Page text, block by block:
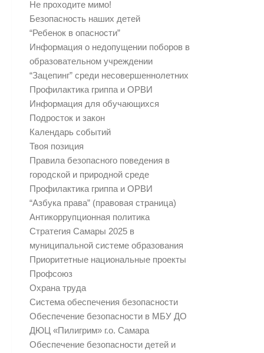
Не проходите мимо!
Безопасность наших детей
“Ребенок в опасности”
Информация о недопущении поборов в
образовательном учреждении
“Зацепинг” среди несовершеннолетних
Профилактика гриппа и ОРВИ
Информация для обучающихся
Подросток и закон
Календарь событий
Твоя позиция
Правила безопасного поведения в
городской и природной среде
Профилактика гриппа и ОРВИ
“Азбука права” (правовая страница)
Антикоррупционная политика
Стратегия Самары 2025 в
муниципальной системе образования
Приоритетные национальные проекты
Профсоюз
Охрана труда
Система обеспечения безопасности
Обеспечение безопасности в МБУ ДО
ДЮЦ «Пилигрим» г.о. Самара
Обеспечение безопасности детей и